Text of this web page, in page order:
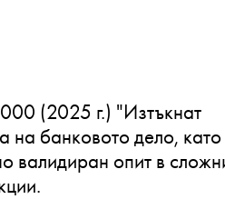
(2025 г.) "Изтъкнат
на банковото дело, като
валидиран опит в